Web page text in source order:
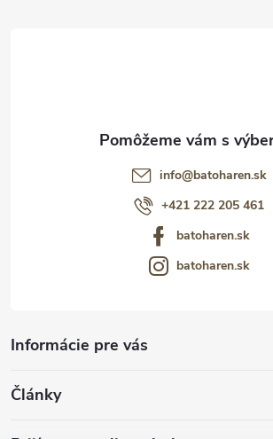
Informácie pre vás
Články
info@batoharen.sk
+421 222 205 461
batoharen.sk
batoharen.sk